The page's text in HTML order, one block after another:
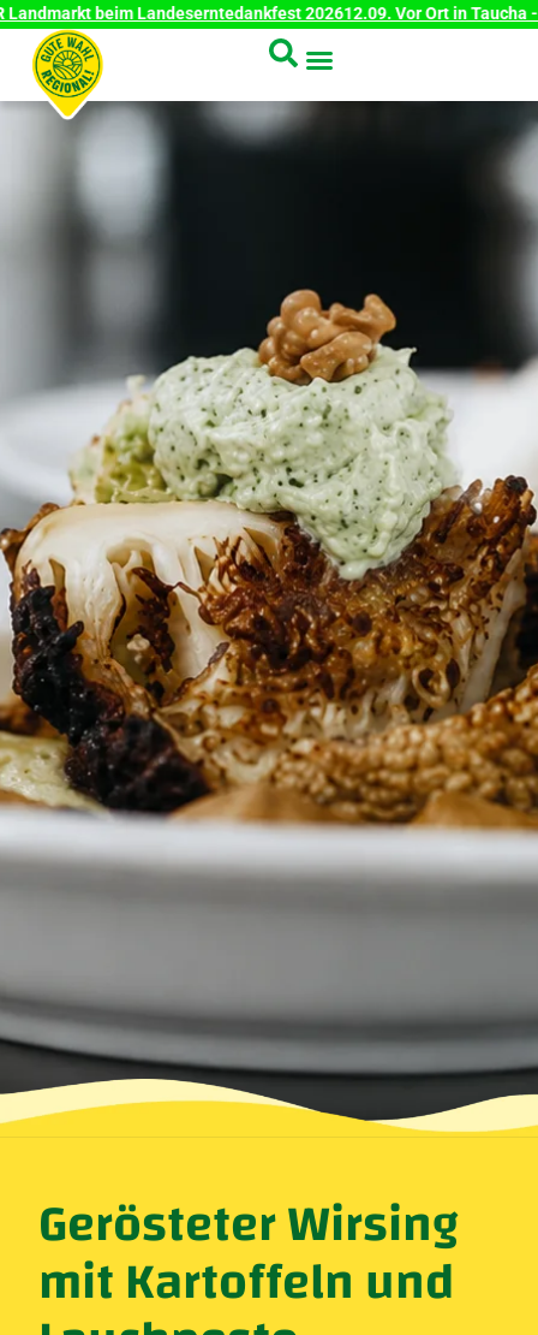
beim Landeserntedankfest 202612.09. Vor Ort in Taucha -
Gerösteter Wirsing
mit Kartoffeln und